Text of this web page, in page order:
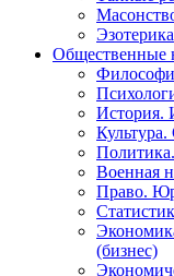
Эзотерика
Общественные
История.
Военная
Право.
(бизнес)